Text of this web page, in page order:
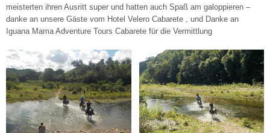
meisterten ihren Ausritt super und hatten auch Spaß am galoppieren –
danke an unsere Gäste vom Hotel Velero Cabarete , und Danke an
Iguana Mama Adventure Tours Cabarete für die Vermittlung